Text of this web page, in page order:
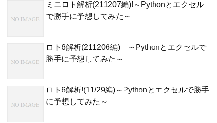
ミニロト解析(211207編)!～Pythonとエクセル
で勝手に予想してみた～
ロト6解析(211206編)！～Pythonとエクセルで
勝手に予想してみた～
ロト6解析!(11/29編)～Pythonとエクセルで勝手
に予想してみた～